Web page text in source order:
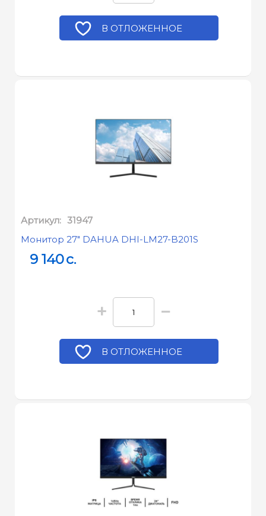
В ОТЛОЖЕННОЕ
Артикул: 31947
Монитор 27" DAHUA DHI-LM27-B201S
9 140c.
+ −
В ОТЛОЖЕННОЕ